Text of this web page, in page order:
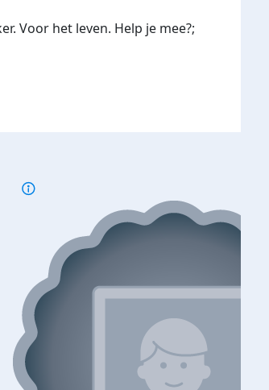
Voor het leven. Help je mee?;